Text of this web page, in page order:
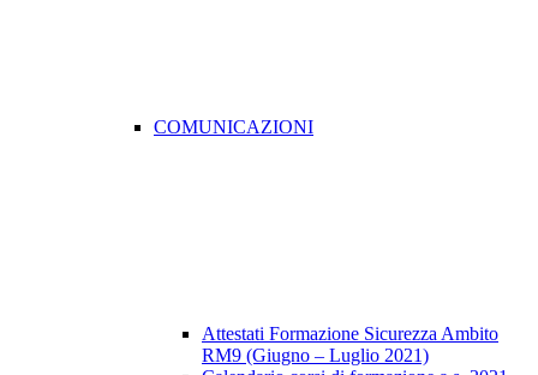
COMUNICAZIONI
Attestati Formazione Sicurezza Ambito
RM9 (Giugno – Luglio 2021)